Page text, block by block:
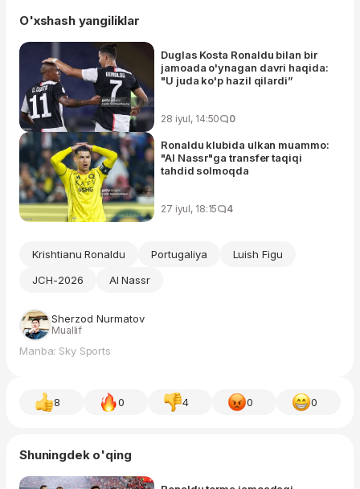
O'xshash yangiliklar
Duglas Kosta Ronaldu bilan bir
jamoada o'ynagan davri haqida:
"U juda ko'p hazil qilardi”
28 iyul, 14:50 0
Ronaldu klubida ulkan muammo:
"Al Nassr"ga transfer taqiqi
tahdid solmoqda
27 iyul, 18:15 4
Krishtianu Ronaldu Portugaliya
Luish Figu
JCH-2026
Al Nassr
Sherzod Nurmatov
Muallif
Manba: Sky Sports
8 0 4 0 0
Shuningdek o'qing